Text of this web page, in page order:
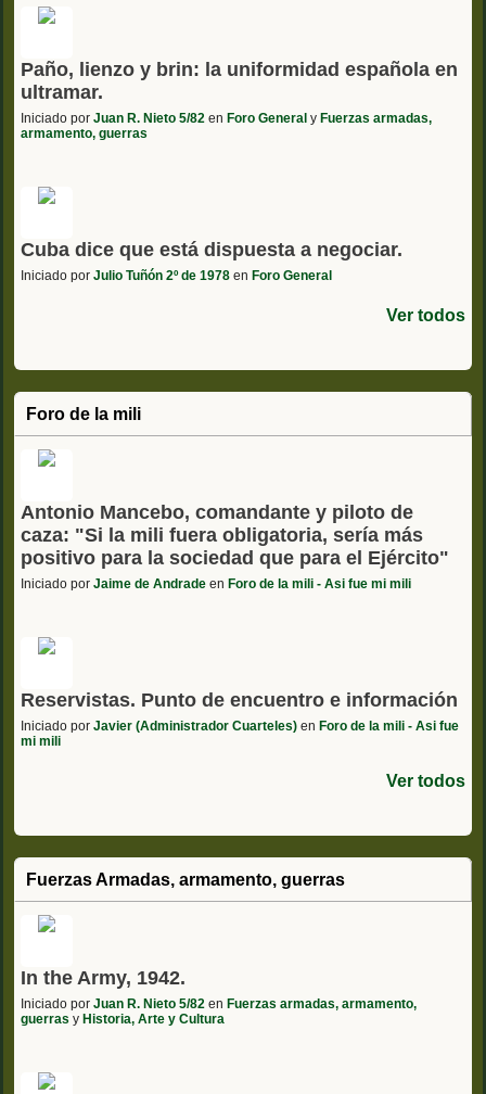
Paño, lienzo y brin: la uniformidad española en
ultramar.
Iniciado por Juan R. Nieto 5/82 en Foro General y Fuerzas armadas,
armamento, guerras
Cuba dice que está dispuesta a negociar.
Iniciado por Julio Tuñón 2º de 1978 en Foro General
Ver todos
Foro de la mili
Antonio Mancebo, comandante y piloto de
caza: "Si la mili fuera obligatoria, sería más
positivo para la sociedad que para el Ejército"
Iniciado por Jaime de Andrade en Foro de la mili - Asi fue mi mili
Reservistas. Punto de encuentro e información
Iniciado por Javier (Administrador Cuarteles) en Foro de la mili - Asi fue
mi mili
Ver todos
Fuerzas Armadas, armamento, guerras
In the Army, 1942.
Iniciado por Juan R. Nieto 5/82 en Fuerzas armadas, armamento,
guerras y Historia, Arte y Cultura